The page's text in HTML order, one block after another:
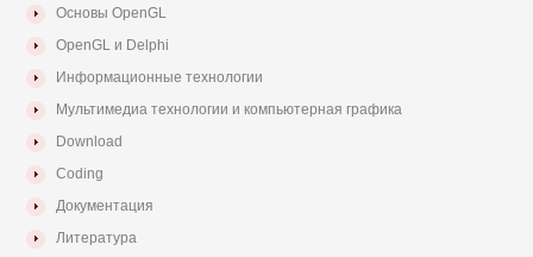
Основы OpenGL
OpenGL и Delphi
Информационные технологии
Мультимедиа технологии и компьютерная графика
Download
Coding
Документация
Литература